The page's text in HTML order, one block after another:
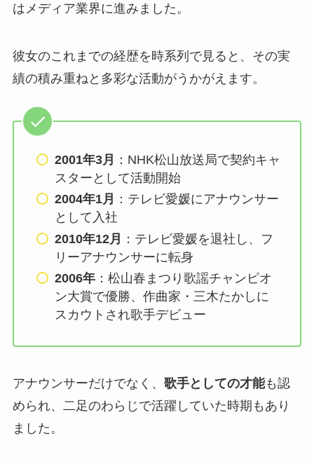
はメディア業界に進みました。
彼女のこれまでの経歴を時系列で見ると、その実
績の積み重ねと多彩な活動がうかがえます。
2001年3月
：NHK松山放送局で契約キャ
スターとして活動開始
2004年1月
：テレビ愛媛にアナウンサー
として入社
2010年12月
：テレビ愛媛を退社し、フ
リーアナウンサーに転身
2006年 ：松山春まつり歌謡チャンピオ
ン大賞で優勝、作曲家・三木たかしに
スカウトされ歌手デビュー
アナウンサーだけでなく、 歌手としての才能も認
められ、二足のわらじで活躍していた時期もあり
ました。